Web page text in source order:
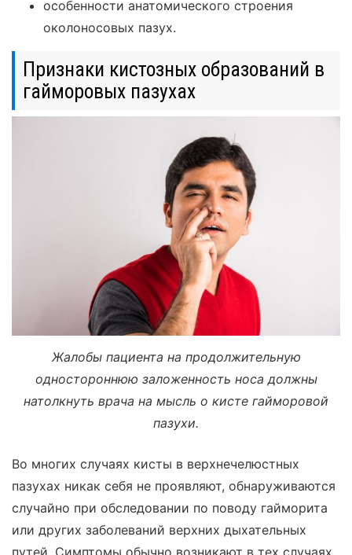
особенности анатомического строения
околоносовых пазух.
Признаки кистозных образований в
гайморовых пазухах
Жалобы пациента на продолжительную
одностороннюю заложенность носа должны
натолкнуть врача на мысль о кисте гайморовой
пазухи.
Во многих случаях кисты в верхнечелюстных
пазухах никак себя не проявляют, обнаруживаются
случайно при обследовании по поводу гайморита
или других заболеваний верхних дыхательных
путей. Симптомы обычно возникают в тех случаях,